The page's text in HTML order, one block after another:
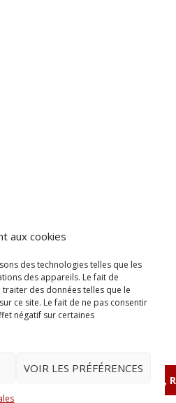
aux cookies
des technologies telles que les
des appareils. Le fait de
des données telles que le
ce site. Le fait de ne pas consentir
négatif sur certaines
VOIR LES PRÉFÉRENCES
1 Avenue Gustave Charlery,